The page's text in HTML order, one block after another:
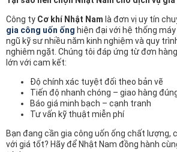
Công ty Cơ khí Nhật Nam là đơn vị uy tín
gia công uốn ống hiện đại với hệ thống
ngũ kỹ sư nhiều năm kinh nghiệm và quy
nghiêm ngặt. Chúng tôi đáp ứng từ đơn
lớn với cam kết:
Độ chính xác tuyệt đối theo bản vẽ
Tiến độ nhanh chóng – giao hàng
Báo giá minh bạch – cạnh tranh
Tư vấn kỹ thuật miễn phí
Bạn đang cần gia công uốn ống chất lượng,
với giá tốt? Hãy để Nhật Nam đồng hành